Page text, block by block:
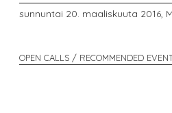
sunnuntai 20. maaliskuuta 2016,
OPEN CALLS / RECOMMENDED